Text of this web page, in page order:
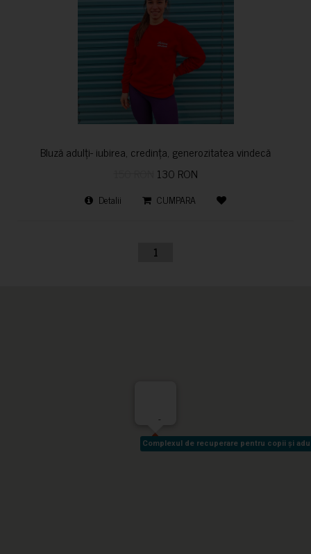
Bluză adulți- iubirea, credința, generozitatea vindecă
130 RON
Detalii CUMPARA
1
Complexul de recuperare pentru copii și
Complexul de recuperare pentru copii și
-